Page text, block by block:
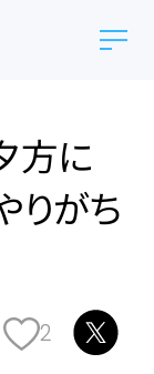
方に
りがち
2